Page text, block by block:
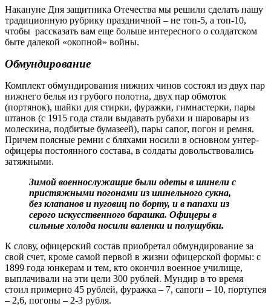
Накануне Дня защитника Отечества мы решили сделать нашу
традиционную рубрику праздничной – не топ-5, а топ-10,
чтобы рассказать вам еще больше интересного о солдатском
быте далекой «окопной» войны.
Обмундирование
Комплект обмундирования нижних чинов состоял из двух пар
нижнего белья из грубого полотна, двух пар обмоток
(портянок), шайки для стирки, фуражки, гимнастерки, пары
штанов (с 1915 года стали выдавать рубахи и шаровары из
молескина, подбитые бумазеей), пары сапог, погон и ремня.
Причем поясные ремни с бляхами носили в основном унтер-
офицеры постоянного состава, в солдаты довольствовались
затяжными.
Зимой военнослужащие были одеты в шинели с
пристяжными погонами из шинельного сукна,
без клапанов и пуговиц по борту, и в папахи из
серого искусственного барашка. Офицеры в
сильные холода носили валенки и полушубки.
К слову, офицерский состав приобретал обмундирование за
свой счет, кроме самой первой в жизни офицерской формы: с
1899 года юнкерам и тем, кто окончил военное училище,
выплачивали на эти цели 300 рублей. Мундир в то время
стоил примерно 45 рублей, фуражка – 7, сапоги – 10, портупея
– 2,6, погоны – 2-3 рубля.